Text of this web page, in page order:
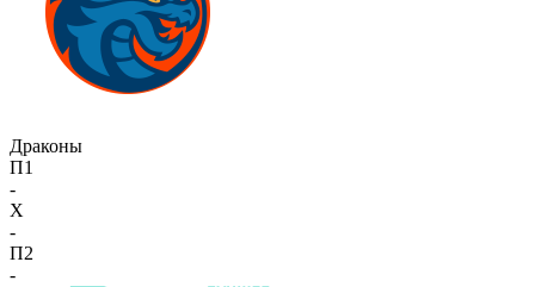
Драконы
П1
-
X
-
П2
-